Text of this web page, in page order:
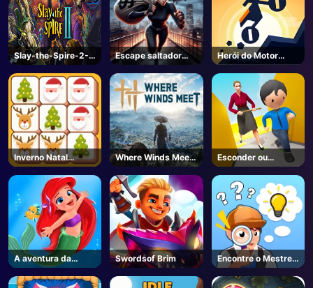
Slay-the-Spire-2-
Steam
Escape saltador
piso
Herói do Motor
Online
Inverno Natal
Mahjong
Where Winds Meet
- Steam
Esconder ou
procurar
A aventura da
pequena sereia
Swordsof Brim
Encontre o Mestre
da Verdade